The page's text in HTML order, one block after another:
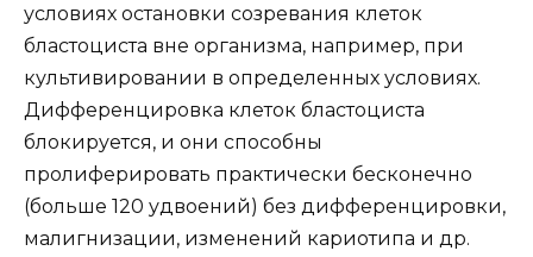
условиях остановки созревания клеток
бластоциста вне организма, например, при
культивировании в определенных условиях.
Дифференцировка клеток бластоциста
блокируется, и они способны
пролиферировать практически бесконечно
(больше 120 удвоений) без дифференцировки,
малигнизации, изменений кариотипа и др.